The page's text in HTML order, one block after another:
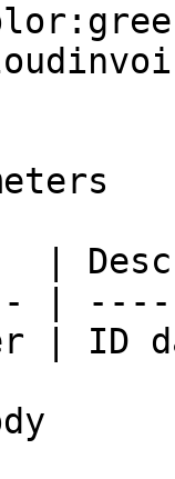
|
|
| ID